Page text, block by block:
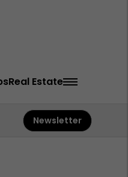
Real Estate
Newsletter